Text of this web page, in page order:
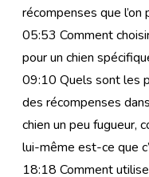
récompenses que
05:53 Comment
pour un chien
09:10 Quels sont les
des récompenses
chien un peu fugueur,
lui-même est-ce que
18:18 Comment